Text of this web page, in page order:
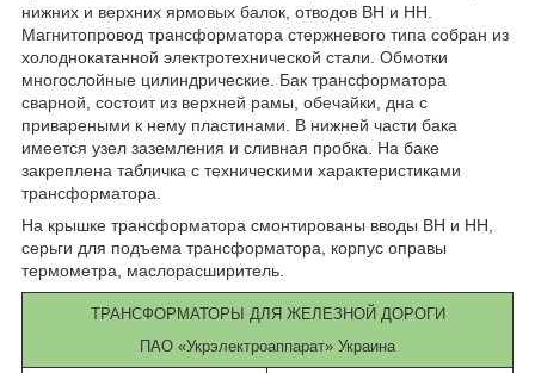
нижних и верхних ярмовых балок, отводов ВН и НН.
Магнитопровод трансформатора стержневого типа собран из
холоднокатанной электротехнической стали. Обмотки
многослойные цилиндрические. Бак трансформатора
сварной, состоит из верхней рамы, обечайки, дна с
привареными к нему пластинами. В нижней части бака
имеется узел заземления и сливная пробка. На баке
закреплена табличка с техническими характеристиками
трансформатора.
На крышке трансформатора смонтированы вводы ВН и НН,
серьги для подъема трансформатора, корпус оправы
термометра, маслорасширитель.
ТРАНСФОРМАТОРЫ ДЛЯ ЖЕЛЕЗНОЙ ДОРОГИ
ПАО «Укрэлектроаппарат» Украина